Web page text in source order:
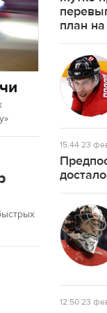
за
план
15:4423
12:5023